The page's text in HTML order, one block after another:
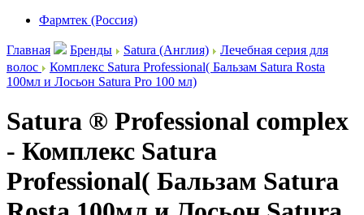
Фармтек (Россия)
Главная Бренды Satura (Англия)
Лечебная серия для
волос
Комплекс Satura Professional( Бальзам Satura Rosta
100мл и Лосьон Satura Pro 100 мл)
Satura ® Professional complex
- Комплекс Satura
Professional( Бальзам Satura